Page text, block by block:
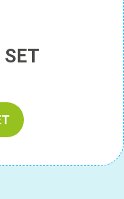
SET